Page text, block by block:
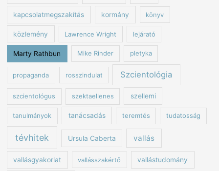
kapcsolatmegszakítás kormány könyv
közlemény Lawrence Wright lejárató
Marty Rathbun Mike Rinder pletyka
propaganda rosszindulat Szcientológia
szcientológus szektaellenes szellemi
tanulmányok tanácsadás teremtés tudatosság
tévhitek Ursula Caberta vallás
vallásgyakorlat vallásszakértő vallástudomány